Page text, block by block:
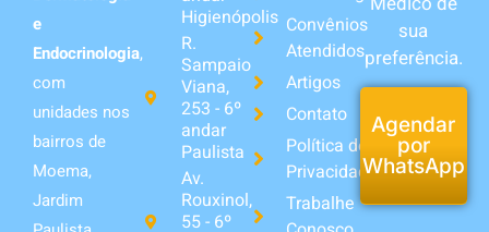
e
Endocrinologia,
com
unidades nos
bairros de
Moema,
Jardim
Higienópolis
R.
Sampaio
Viana,
253 - 6º
andar
Paulista
Av.
Rouxinol,
55 - 6º
Convênios
Atendidos
Artigos
Contato
Política de
Privacidade
Trabalhe
sua
preferência.
Agendar
por
WhatsApp